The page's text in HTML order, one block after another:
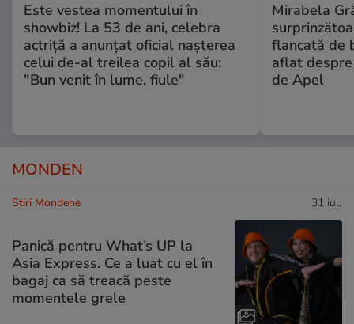
Este vestea momentului în
showbiz! La 53 de ani, celebra
actriță a anunțat oficial nașterea
celui de-al treilea copil al său:
"Bun venit în lume, fiule"
Mirabela
flancată de
aflat
de Apel
MONDEN
Stiri Mondene 31 iul.
Panică pentru What’s UP la
Asia Express. Ce a luat cu el în
bagaj ca să treacă peste
momentele grele